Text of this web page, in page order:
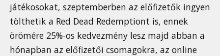
játékosokat, szeptemberben az előfizetők ingyen
tölthetik a Red Dead Redemptiont is, ennek
örömére 25%-os kedvezmény lesz majd abban a
hónapban az előfizetői csomagokra, az online